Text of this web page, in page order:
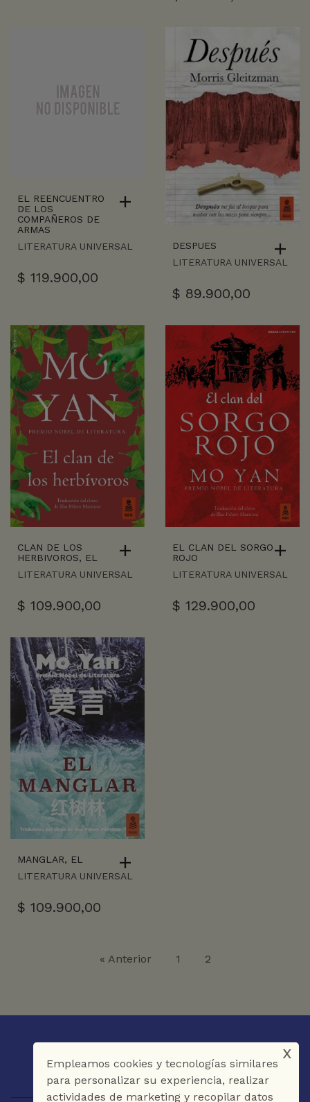
EL REENCUENTRO
DE LOS
COMPAÑEROS DE
ARMAS
LITERATURA UNIVERSAL
$ 119.900,00
DESPUES
LITERATURA UNIVERSAL
$ 89.900,00
CLAN DE LOS
HERBIVOROS, EL
LITERATURA UNIVERSAL
$ 109.900,00
EL CLAN DEL SORGO
ROJO
LITERATURA UNIVERSAL
$ 129.900,00
MANGLAR, EL
LITERATURA UNIVERSAL
$ 109.900,00
« Anterior 1 2
Empleamos cookies y tecnologías similares
para personalizar su experiencia, realizar
actividades de marketing y recopilar datos
x